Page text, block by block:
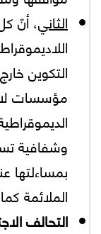
الثاني، أنّ
التكوين
مؤسسات لا
وشفافية
بمساءلتها
الملائمة
التحالف